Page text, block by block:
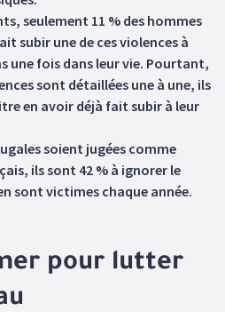
seulement 11 % des hommes
subir une de ces violences à
une fois dans leur vie. Pourtant,
sont détaillées une à une, ils
en avoir déjà fait subir à leur
soient jugées comme
ils sont 42 % à ignorer le
sont victimes chaque année.
pour lutter